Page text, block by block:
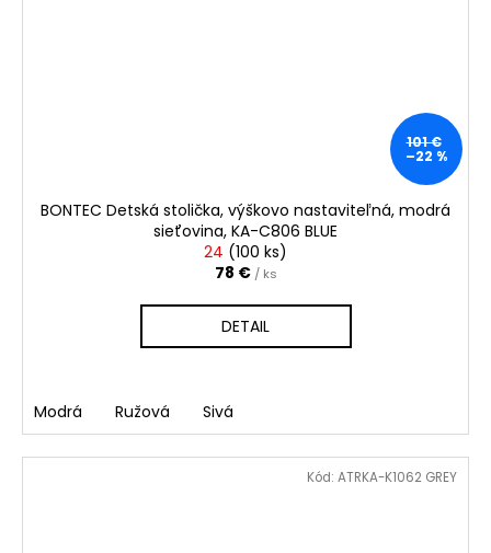
101 €
–22 %
BONTEC Detská stolička, výškovo nastaviteľná, modrá
sieťovina, KA-C806 BLUE
24 (100 ks)
78 € / ks
DETAIL
Modrá Ružová Sivá
Kód: ATRKA-K1062 GREY